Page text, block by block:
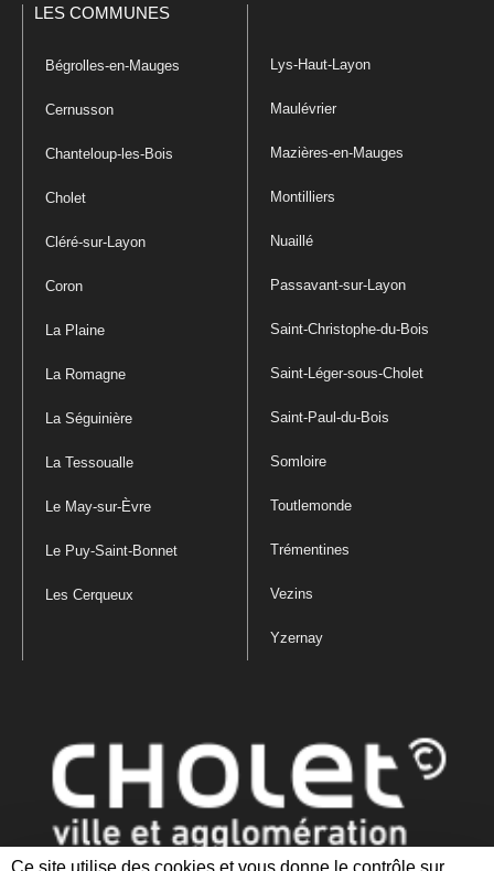
Ce site utilise des cookies et vous donne le contrôle sur
LES COMMUNES
Bégrolles-en-Mauges
Cernusson
Chanteloup-les-Bois
Cholet
Cléré-sur-Layon
Coron
La Plaine
La Romagne
La Séguinière
La Tessoualle
Le May-sur-Èvre
Le Puy-Saint-Bonnet
Les Cerqueux
Lys-Haut-Layon
Maulévrier
Mazières-en-Mauges
Montilliers
Nuaillé
Passavant-sur-Layon
Saint-Christophe-du-Bois
Saint-Léger-sous-Cholet
Saint-Paul-du-Bois
Somloire
Toutlemonde
Trémentines
Vezins
Yzernay